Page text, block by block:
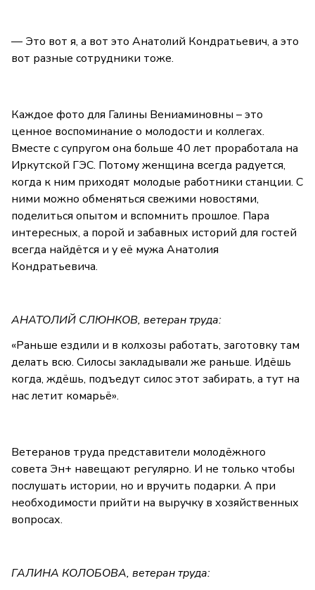
— Это вот я, а вот это Анатолий Кондратьевич, а это
вот разные сотрудники тоже.
Каждое фото для Галины Вениаминовны – это
ценное воспоминание о молодости и коллегах.
Вместе с супругом она больше 40 лет проработала на
Иркутской ГЭС. Потому женщина всегда радуется,
когда к ним приходят молодые работники станции. С
ними можно обменяться свежими новостями,
поделиться опытом и вспомнить прошлое. Пара
интересных, а порой и забавных историй для гостей
всегда найдётся и у её мужа Анатолия
Кондратьевича.
АНАТОЛИЙ СЛЮНКОВ, ветеран труда:
«Раньше ездили и в колхозы работать, заготовку там
делать всю. Силосы закладывали же раньше. Идёшь
когда, ждёшь, подъедут силос этот забирать, а тут на
нас летит комарьё».
Ветеранов труда представители молодёжного
совета Эн+ навещают регулярно. И не только чтобы
послушать истории, но и вручить подарки. А при
необходимости прийти на выручку в хозяйственных
вопросах.
ГАЛИНА КОЛОБОВА, ветеран труда: